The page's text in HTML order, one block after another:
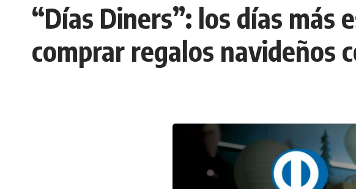
“Días Diners”: los días más
comprar regalos navideños